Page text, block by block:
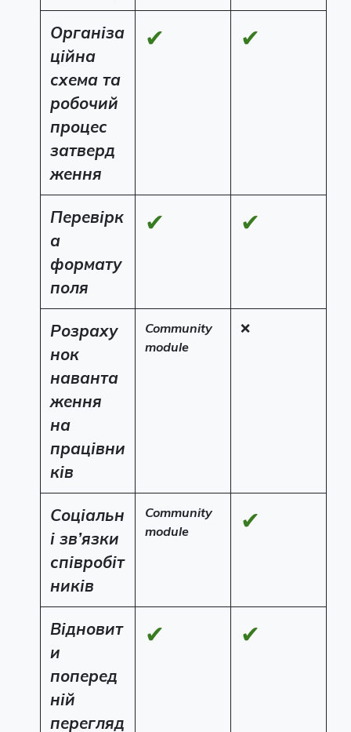
Організа
ційна
схема та
робочий
процес
затверд
ження
✔ ✔
Перевірк
а
формату
поля
✔ ✔
Розраху
нок
наванта
ження
на
працівни
ків
Community
module
❌
Соціальн
і зв’язки
співробіт
ників
Community
module
✔
Відновит
и
поперед
ній
перегляд
✔ ✔